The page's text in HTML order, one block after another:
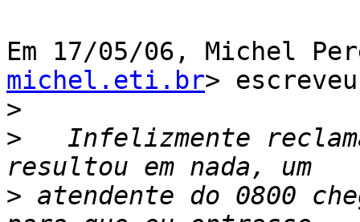
Em 17/05/06, Michel
michel.eti.br>
>
>
Infelizmente
> atendente do 0800